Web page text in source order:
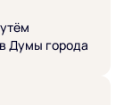
Думы города